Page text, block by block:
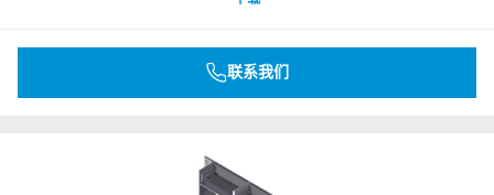
联系我们